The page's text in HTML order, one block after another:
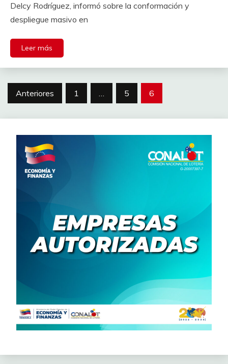
Delcy Rodríguez, informó sobre la conformación y
despliegue masivo en
Leer más
Anteriores 1 … 5 6